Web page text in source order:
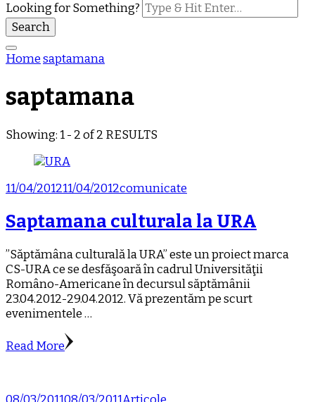
Looking for Something?
Homesaptamana
saptamana
Showing: 1 - 2 of 2 RESULTS
11/04/201211/04/2012comunicate
Saptamana culturala la URA
”Săptămâna culturală la URA” este un proiect marca
CS-URA ce se desfăşoară în cadrul Universităţii
Româno-Americane în decursul săptămânii
23.04.2012-29.04.2012. Vă prezentăm pe scurt
evenimentele …
Read More